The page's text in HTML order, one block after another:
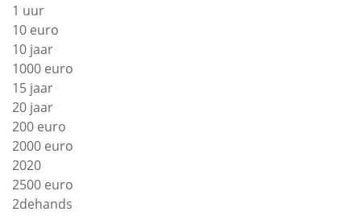
1 uur
10 euro
10 jaar
1000 euro
15 jaar
20 jaar
200 euro
2000 euro
2020
2500 euro
2dehands